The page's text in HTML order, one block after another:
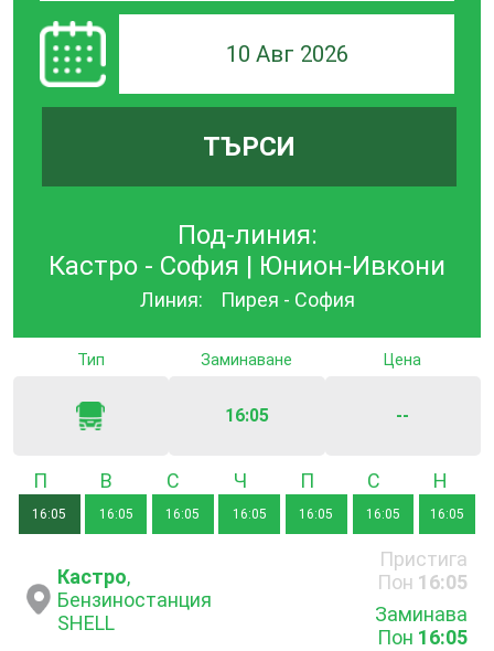
10 Авг 2026
ТЪРСИ
Под-линия:
Кастро - София | Юнион-Ивкони
Линия: Пирея - София
Тип Заминаване
16:05
Цена
--
Понеделник
16:05
Вторник
16:05 16:05
Четвъртък
16:05 16:05
Събота
16:05 16:05
Кастро,
Бензиностанция
SHELL
Пристига
Пон 16:05
Заминава
Пон 16:05